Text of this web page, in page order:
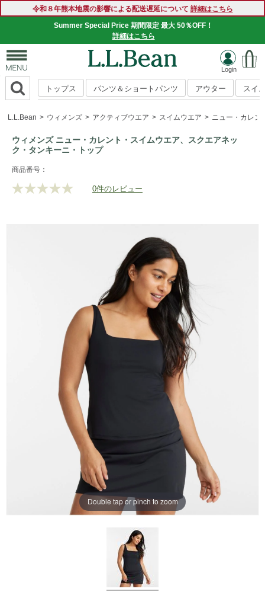
令和８年熊本地震の影響による配送遅延について 詳細はこちら
Summer Special Price 期間限定 最大 50％OFF！
詳細はこちら
トップス パンツ＆ショートパンツ アウター スイ
L.L.Bean ウィメンズ アクティブウエア スイムウエア ニュー・カレン
ウィメンズ ニュー・カレント・スイムウエア、スクエアネッ
ク・タンキーニ・トップ
https://www.llbean.co.jp/womens/activewear/swimwear/g/
商品番号：
評
リ
ン
ク。
0件のレビュー
Double tap or pinch to zoom